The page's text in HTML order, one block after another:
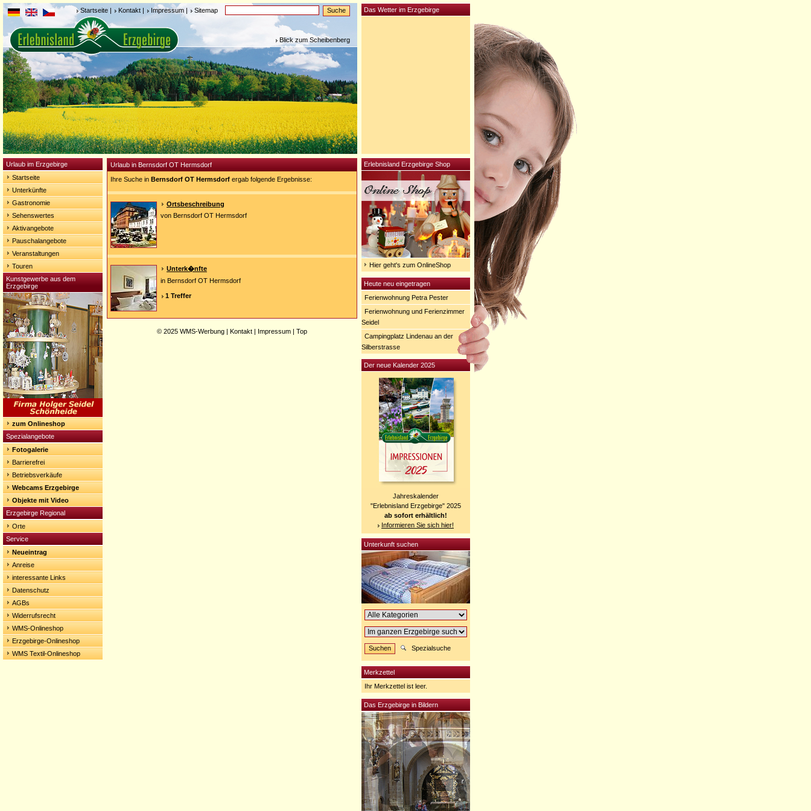
Startseite | Kontakt | Impressum | Sitemap
Blick zum Scheibenberg
Urlaub im Erzgebirge
Startseite
Unterkünfte
Gastronomie
Sehenswertes
Aktivangebote
Pauschalangebote
Veranstaltungen
Touren
Kunstgewerbe aus dem
Erzgebirge
zum Onlineshop
Spezialangebote
Fotogalerie
Barrierefrei
Betriebsverkäufe
Webcams Erzgebirge
Objekte mit Video
Erzgebirge Regional
Orte
Service
Neueintrag
Anreise
interessante Links
Datenschutz
AGBs
Widerrufsrecht
WMS-Onlineshop
Erzgebirge-Onlineshop
WMS Textil-Onlineshop
Urlaub in Bernsdorf OT Hermsdorf
Ihre Suche in Bernsdorf OT Hermsdorf ergab folgende Ergebnisse:
Ortsbeschreibung
von Bernsdorf OT Hermsdorf
Unterk�nfte
in Bernsdorf OT Hermsdorf
1 Treffer
© 2025 WMS-Werbung | Kontakt | Impressum | Top
Erlebnisland Erzgebirge Shop
Hier geht's zum OnlineShop
Heute neu eingetragen
Ferienwohnung Petra Pester
Ferienwohnung und Ferienzimmer
Seidel
Campingplatz Lindenau an der
Silberstrasse
Der neue Kalender 2025
Jahreskalender
"Erlebnisland Erzgebirge" 2025
ab sofort erhältlich!
Informieren Sie sich hier!
Unterkunft suchen
Spezialsuche
Merkzettel
Ihr Merkzettel ist leer.
Das Erzgebirge in Bildern
Das Wetter im Erzgebirge